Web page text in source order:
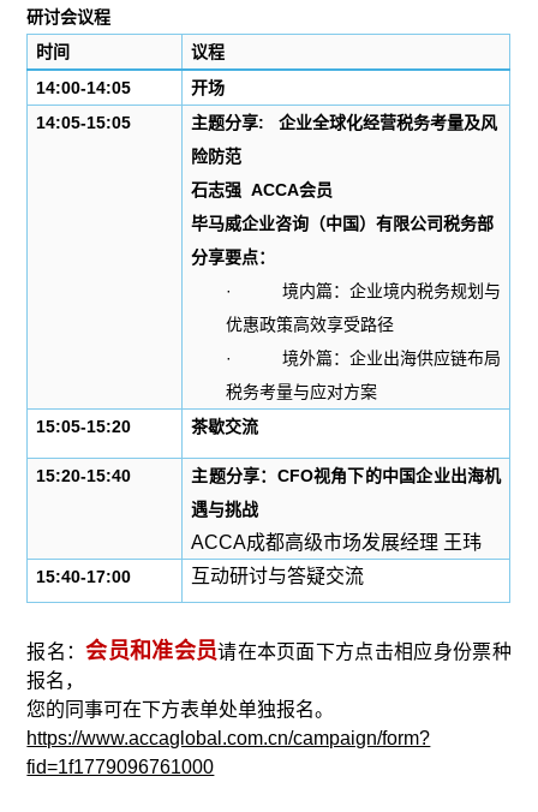
研讨会议程
时间
议程
14:00-14:05
开场
14:05-15:05
主题分享: 企业全球化经营税务考量及风
险防范
石志强 ACCA会员
毕马威企业咨询（中国）有限公司税务部
分享要点：
·
境内篇：企业境内税务规划与
优惠政策高效享受路径
·
境外篇：企业出海供应链布局
税务考量与应对方案
15:05-15:20
茶歇交流
15:20-15:40 主题分享： CFO视角下的中国企业出海机
遇与挑战
ACCA成都高级市场发展经理 王玮
15:40-17:00 互动研讨与答疑交流
报名：会员和准会员请在本页面下方点击相应身份票种
报名，
您的同事可在下方表单处单独报名。
https://www.accaglobal.com.cn/campaign/form?
fid=1f1779096761000